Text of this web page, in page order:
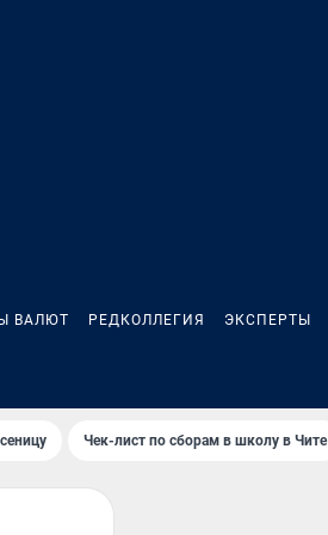
ВАЛЮТ РЕДКОЛЛЕГИЯ ЭКСПЕРТЫ
Чек-лист по сборам в школу в Чите